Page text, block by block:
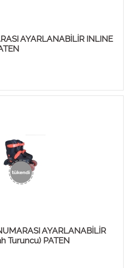
AYARLANABİLİR INLINE
AYARLANABİLİR
Turuncu) PATEN